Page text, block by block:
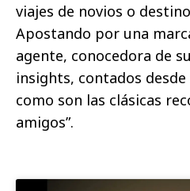
viajes de novios o
Apostando por una
agente, conocedora de
insights, contados
como son las clásicas
amigos”.